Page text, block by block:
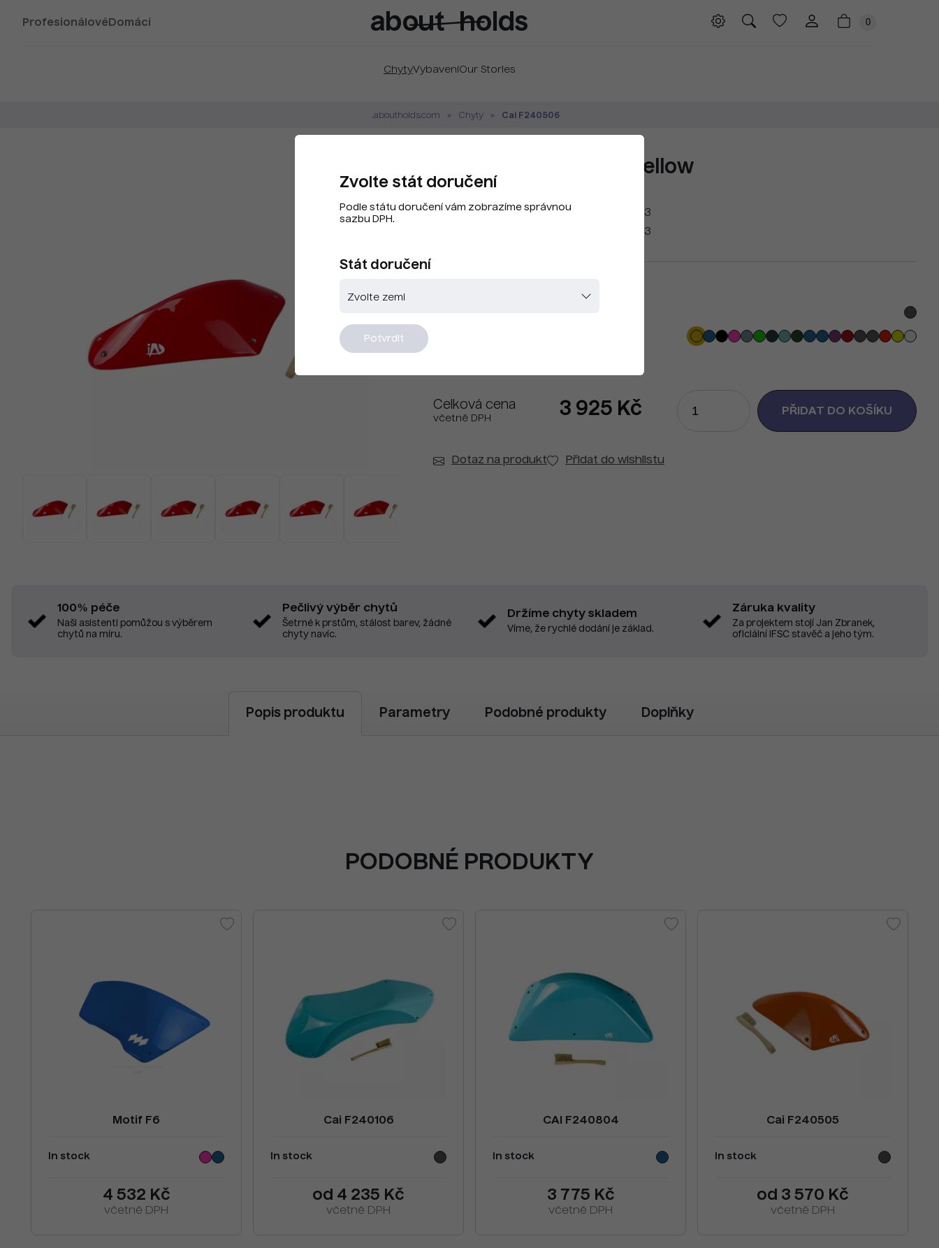
Profesionálové Domácí
ChytyVybaveníOur Stories
0
.aboutholds.com Chyty Cai F240506
Cai F240506 Traffic Yellow
Kód produktu:
CAY8103-G8.1023
CAY8103-G8.1023
Celková cena
včetně DPH 3 925 Kč
Dotaz na produkt Přidat do wishlistu
100% péče
Naši asistenti pomůžou s výběrem
chytů na míru.
Pečlivý výběr chytů
Šetrné k prstům, stálost barev, žádné
chyty navíc.
Držíme chyty skladem
Víme, že rychlé dodání je základ.
Záruka kvality
Za projektem stojí Jan Zbranek,
oficiální IFSC stavěč a jeho tým.
Popis produktu Parametry Podobné produkty Doplňky
PODOBNÉ PRODUKTY
Motif F6
In stock
4 532 Kč
včetně DPH
Cai F240106
In stock
od 4 235 Kč
včetně DPH
CAI F240804
In stock
3 775 Kč
včetně DPH
Cai F240505
In stock
od 3 570 Kč
včetně DPH
Zvolte stát doručení
Podle státu doručení vám zobrazíme správnou
sazbu DPH.
Stát doručení
Potvrdit